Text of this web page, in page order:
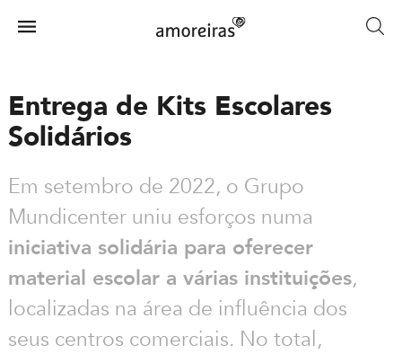
mainMenu
Entrega de Kits Escolares
Solidários
Em setembro de 2022, o Grupo
Mundicenter uniu esforços numa
iniciativa solidária para oferecer
material escolar a várias instituições,
localizadas na área de influência dos
seus centros comerciais. No total,